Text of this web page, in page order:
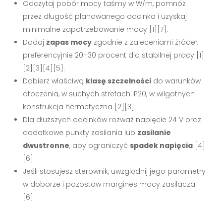
Odczytaj pobór mocy taśmy w W/m, pomnóż
przez długość planowanego odcinka i uzyskaj
minimalne zapotrzebowanie mocy [1][7].
Dodaj zapas mocy zgodnie z zaleceniami źródeł,
preferencyjnie 20–30 procent dla stabilnej pracy [1]
[2][3][4][5].
Dobierz właściwą klasę szczelności do warunków
otoczenia, w suchych strefach IP20, w wilgotnych
konstrukcja hermetyczna [2][3].
Dla dłuższych odcinków rozważ napięcie 24 V oraz
dodatkowe punkty zasilania lub zasilanie
dwustronne, aby ograniczyć spadek napięcia [4]
[6].
Jeśli stosujesz sterownik, uwzględnij jego parametry
w doborze i pozostaw margines mocy zasilacza
[6].